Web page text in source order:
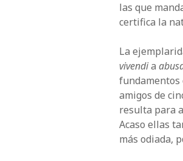
las que
certifica la
La
vivendia
fundamentos
amigos de
resulta para
Acaso ellas
más odiada,